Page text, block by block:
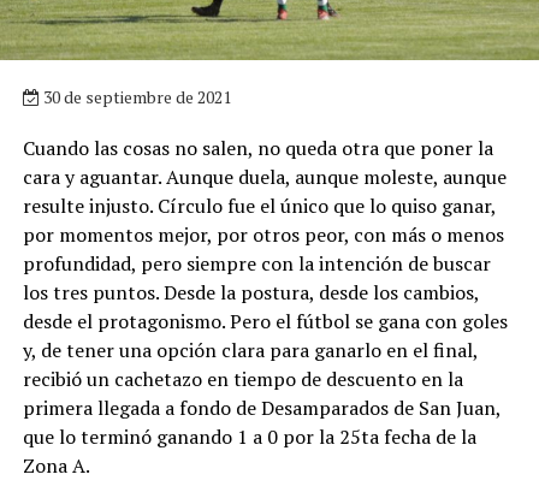
30 de septiembre de 2021
Cuando las cosas no salen, no queda otra que poner la
cara y aguantar. Aunque duela, aunque moleste, aunque
resulte injusto. Círculo fue el único que lo quiso ganar,
por momentos mejor, por otros peor, con más o menos
profundidad, pero siempre con la intención de buscar
los tres puntos. Desde la postura, desde los cambios,
desde el protagonismo. Pero el fútbol se gana con goles
y, de tener una opción clara para ganarlo en el final,
recibió un cachetazo en tiempo de descuento en la
primera llegada a fondo de Desamparados de San Juan,
que lo terminó ganando 1 a 0 por la 25ta fecha de la
Zona A.